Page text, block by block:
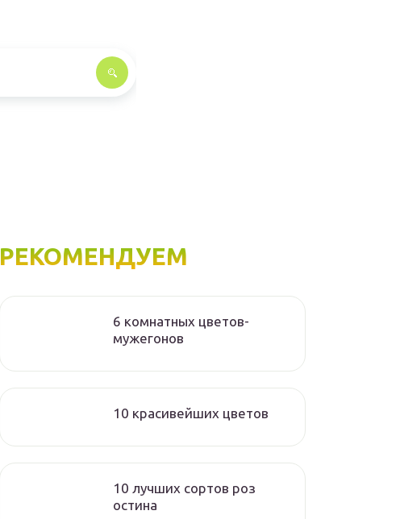
РЕКОМЕНДУЕМ
6 комнатных цветов-
мужегонов
10 красивейших цветов
10 лучших сортов роз
остина